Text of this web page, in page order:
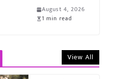
August 4, 2026
1 min read
View All